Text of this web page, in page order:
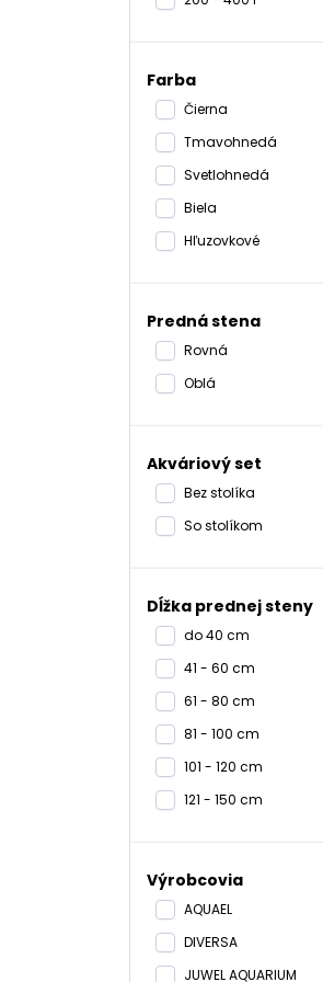
Farba
Čierna
Tmavohnedá
Svetlohnedá
Biela
Hľuzovkové
Predná stena
Rovná
Oblá
Akváriový set
Bez stolíka
So stolíkom
Dĺžka prednej steny
do 40 cm
41 - 60 cm
61 - 80 cm
81 - 100 cm
101 - 120 cm
121 - 150 cm
Výrobcovia
AQUAEL
DIVERSA
JUWEL AQUARIUM